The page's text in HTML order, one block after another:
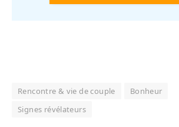
Rencontre & vie de couple
Bonheur
Signes révélateurs